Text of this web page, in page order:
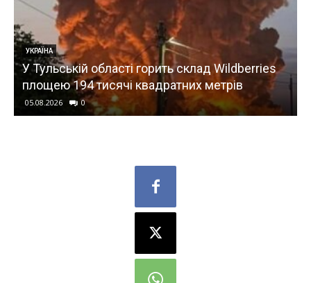
ВІЙНА
На Київщині внаслідок масованої атаки рф
загинули 14 людей, ще 27 поранені
05.08.2026 0